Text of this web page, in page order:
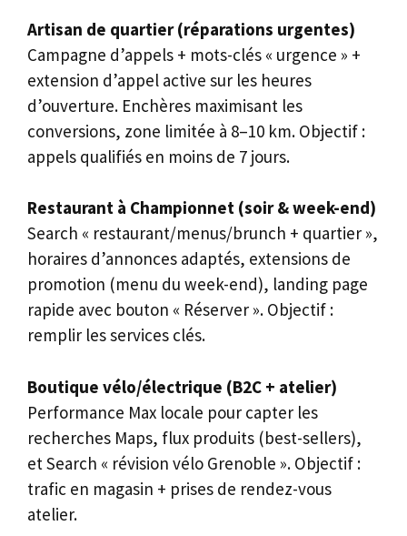
Artisan de quartier (réparations urgentes)
Campagne d’appels + mots-clés « urgence » +
extension d’appel active sur les heures
d’ouverture. Enchères maximisant les
conversions, zone limitée à 8–10 km. Objectif :
appels qualifiés en moins de 7 jours.
Restaurant à Championnet (soir & week-end)
Search « restaurant/menus/brunch + quartier »,
horaires d’annonces adaptés, extensions de
promotion (menu du week-end), landing page
rapide avec bouton « Réserver ». Objectif :
remplir les services clés.
Boutique vélo/électrique (B2C + atelier)
Performance Max locale pour capter les
recherches Maps, flux produits (best-sellers),
et Search « révision vélo Grenoble ». Objectif :
trafic en magasin + prises de rendez-vous
atelier.